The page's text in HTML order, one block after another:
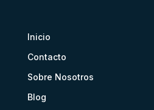
Inicio
Contacto
Sobre Nosotros
Blog